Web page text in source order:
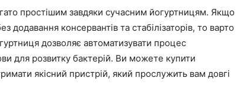
простішим завдяки сучасним йогуртницям. Якщо
додавання консервантів та стабілізаторів, то варто
дозволяє автоматизувати процес
для розвитку бактерій. Ви можете купити
якісний пристрій, який прослужить вам довгі